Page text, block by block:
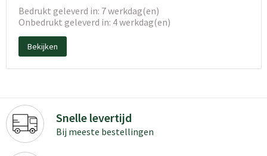
Bedrukt geleverd in: 7 werkdag(en)
Onbedrukt geleverd in: 4 werkdag(en)
Bekijken
Snelle levertijd
Bij meeste bestellingen